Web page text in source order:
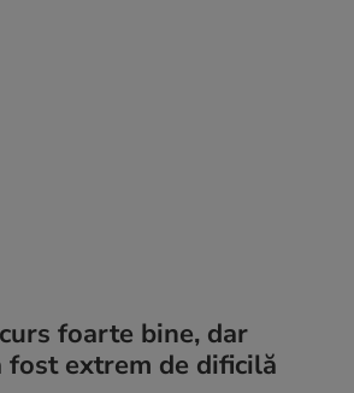
foarte bine, dar
fost extrem de dificilă